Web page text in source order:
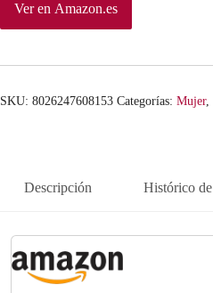
Ver en Amazon.es
SKU: 8026247608153 Categorías: Mujer,
Descripción Histórico